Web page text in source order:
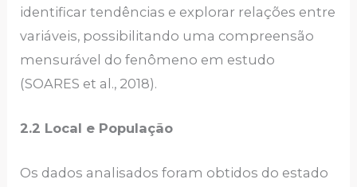
identificar tendências e explorar relações entre
variáveis, possibilitando uma compreensão
mensurável do fenômeno em estudo
(SOARES et al., 2018).
2.2 Local e População
Os dados analisados foram obtidos do estado